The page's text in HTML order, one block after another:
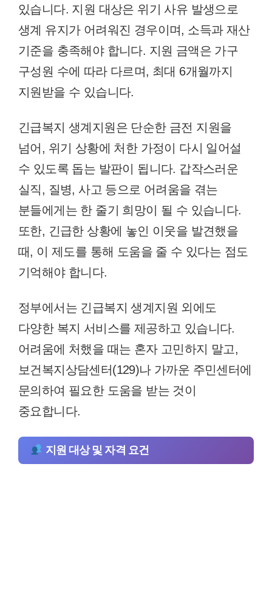
있습니다. 지원 대상은 위기 사유 발생으로
생계 유지가 어려워진 경우이며, 소득과 재산
기준을 충족해야 합니다. 지원 금액은 가구
구성원 수에 따라 다르며, 최대 6개월까지
지원받을 수 있습니다.
긴급복지 생계지원은 단순한 금전 지원을
넘어, 위기 상황에 처한 가정이 다시 일어설
수 있도록 돕는 발판이 됩니다. 갑작스러운
실직, 질병, 사고 등으로 어려움을 겪는
분들에게는 한 줄기 희망이 될 수 있습니다.
또한, 긴급한 상황에 놓인 이웃을 발견했을
때, 이 제도를 통해 도움을 줄 수 있다는 점도
기억해야 합니다.
정부에서는 긴급복지 생계지원 외에도
다양한 복지 서비스를 제공하고 있습니다.
어려움에 처했을 때는 혼자 고민하지 말고,
보건복지상담센터(129)나 가까운 주민센터에
문의하여 필요한 도움을 받는 것이
중요합니다.
지원 대상 및 자격 요건